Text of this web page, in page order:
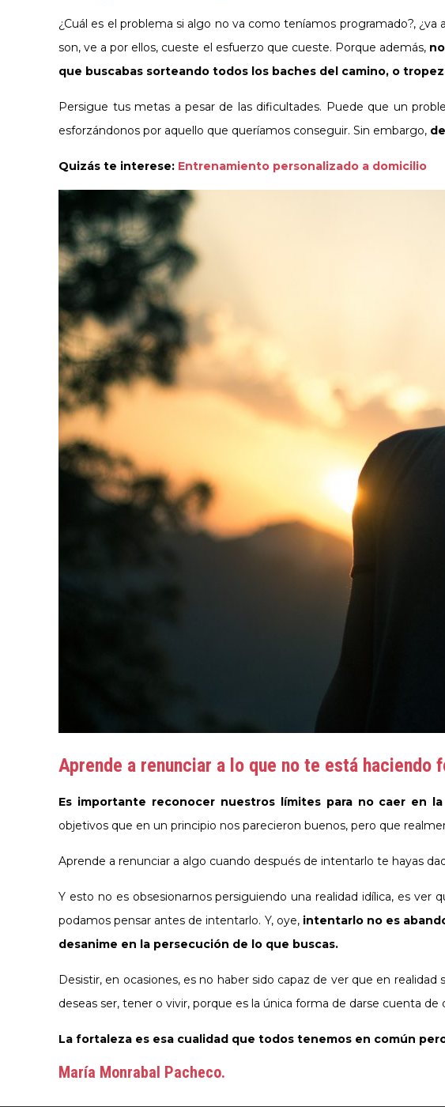
¿Cuál es el problema si algo no va como teníamos programado?,
son, ve a por ellos, cueste el esfuerzo que cueste. Porque además,
que buscabas sorteando todos los baches del camino, o
Persigue tus metas a pesar de las dificultades. Puede que un
esforzándonos por aquello que queríamos conseguir. Sin embargo,
Quizás te interese: Entrenamiento personalizado a domicilio
Aprende a renunciar a lo que no te está
Es importante reconocer nuestros límites para no caer en
objetivos que en un principio nos parecieron buenos, pero que
Aprende a renunciar a algo cuando después de intentarlo te hayas
Y esto no es obsesionarnos persiguiendo una realidad idílica, es
podamos pensar antes de intentarlo. Y, oye, intentarlo no es
desanime en la persecución de lo que buscas.
Desistir, en ocasiones, es no haber sido capaz de ver que en
deseas ser, tener o vivir, porque es la única forma de darse cuenta
La fortaleza es esa cualidad que todos tenemos en común
María Monrabal Pacheco.